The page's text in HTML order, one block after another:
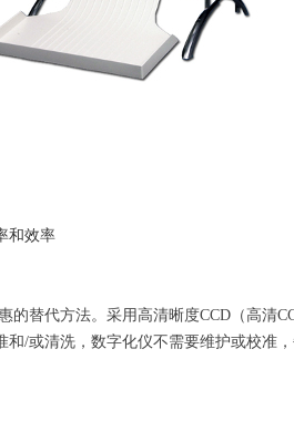
和效率
替代方法。采用高清晰度CCD（高清
/或清洗，数字化仪不需要维护或校准，